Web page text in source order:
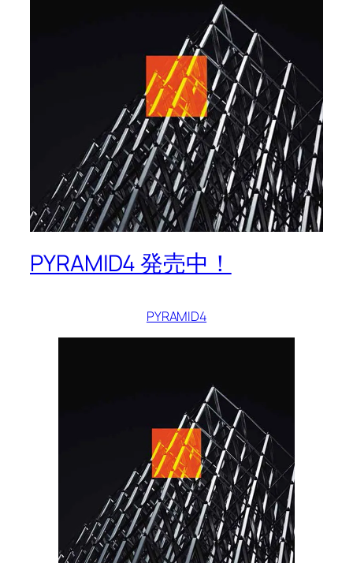
PYRAMID4 発売中！
PYRAMID4